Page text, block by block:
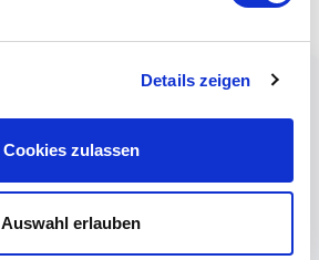
Details zeigen
Cookies zulassen
Auswahl erlauben